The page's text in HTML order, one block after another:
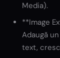
Media).
**Image
Adaugă
text,